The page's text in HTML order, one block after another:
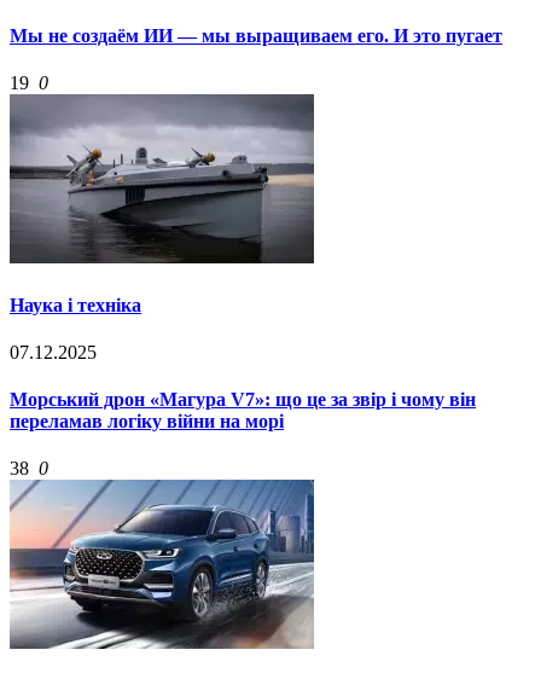
Мы не создаём ИИ — мы выращиваем его. И это пугает
19 0
Наука і техніка
07.12.2025
Морський дрон «Магура V7»: що це за звір і чому він
переламав логіку війни на морі
38 0